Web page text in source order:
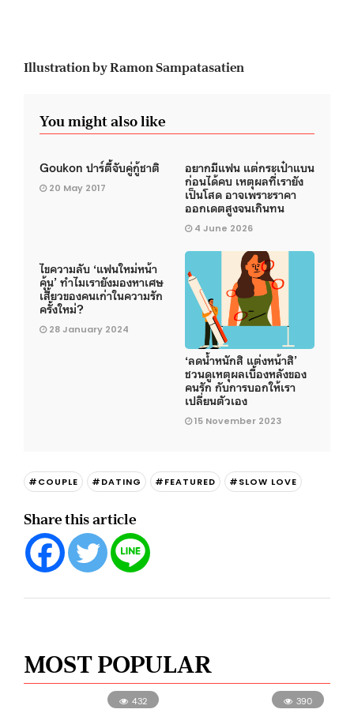
Illustration by Ramon Sampatasatien
You might also like
Goukon ปาร์ตี้จับคู่กู้ชาติ
20 May 2017
อยากมีแฟน แต่กระเป๋าแบน
ก่อนได้คบ เหตุผลที่เรายัง
เป็นโสด อาจเพราะราคา
ออกเดตสูงจนเกินทน
4 June 2026
ไขความลับ ‘แฟนใหม่หน้า
คุ้น’ ทำไมเรายังมองหาเศษ
เสี้ยวของคนเก่าในความรัก
ครั้งใหม่?
28 January 2024
‘ลดน้ำหนักสิ แต่งหน้าสิ’
ชวนดูเหตุผลเบื้องหลังของ
คนรัก กับการบอกให้เรา
เปลี่ยนตัวเอง
15 November 2023
#COUPLE #DATING #FEATURED #SLOW LOVE
Share this article
MOST POPULAR
432 390